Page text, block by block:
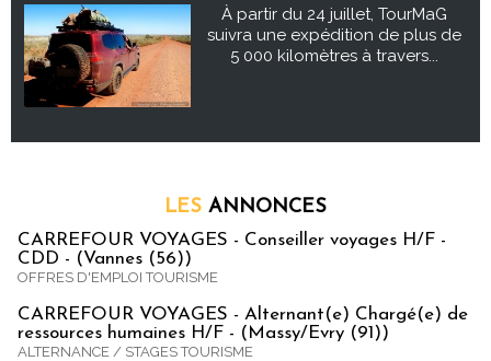
À partir du 24 juillet, TourMaG
suivra une expédition de plus de
5 000 kilomètres à travers...
LES ANNONCES
CARREFOUR VOYAGES - Conseiller voyages H/F -
CDD - (Vannes (56))
OFFRES D'EMPLOI TOURISME
CARREFOUR VOYAGES - Alternant(e) Chargé(e) de
ressources humaines H/F - (Massy/Evry (91))
ALTERNANCE / STAGES TOURISME